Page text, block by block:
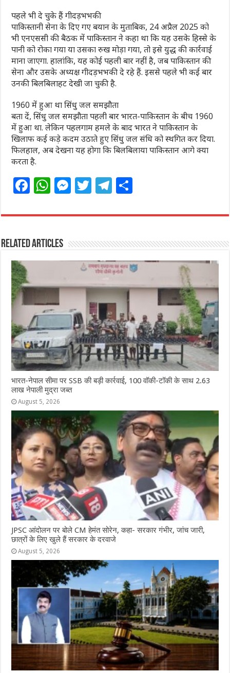
पहले भी दे चुके हैं गीदड़भभकी
पाकिस्तानी सेना के दिए गए बयान के मुताबिक, 24 अप्रैल 2025 को
भी एनएससी की बैठक में पाकिस्तान ने कहा था कि यह उसके हिस्से के
पानी को रोका गया या उसका रुख मोड़ा गया, तो इसे युद्ध की कार्रवाई
माना जाएगा. हालांकि, यह कोई पहली बार नहीं है, जब पाकिस्तान की
सेना और उसके अध्यक्ष गीदड़भभकी दे रहे हैं. इससे पहले भी कई बार
उनकी बिलबिलाहट देखी जा चुकी है.
1960 में हुआ था सिंधु जल समझौता
बता दें, सिंधु जल समझौता पहली बार भारत-पाकिस्तान के बीच 1960
में हुआ था. लेकिन पहलगाम हमले के बाद भारत ने पाकिस्तान के
खिलाफ कई कड़े कदम उठाते हुए सिंधु जल संधि को स्थगित कर दिया.
फिलहाल, अब देखना यह होगा कि बिलबिलाया पाकिस्तान आगे क्या
करता है.
F
c
e
b
o
o
k
W
at
s
A
p
p
M
ss
n
g
e
r
T
itt
r
T
e
ra
m
ar
Related Articles
भारत-नेपाल सीमा पर SSB की बड़ी कार्रवाई, 100 वॉकी-टॉकी के साथ 2.63
लाख नेपाली मुद्रा जब्त
August 5, 2026
JPSC आंदोलन पर बोले CM हेमंत सोरेन, कहा- सरकार गंभीर, जांच जारी,
छात्रों के लिए खुले हैं सरकार के दरवाजे
August 5, 2026